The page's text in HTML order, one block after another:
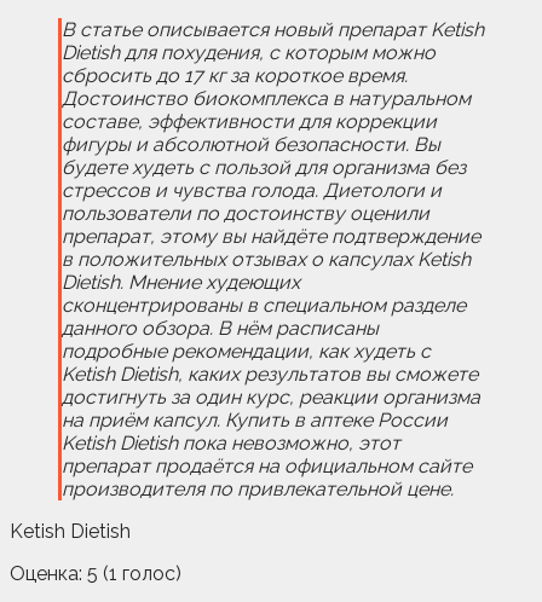
В статье описывается новый препарат Ketish
Dietish для похудения, с которым можно
сбросить до 17 кг за короткое время.
Достоинство биокомплекса в натуральном
составе, эффективности для коррекции
фигуры и абсолютной безопасности. Вы
будете худеть с пользой для организма без
стрессов и чувства голода. Диетологи и
пользователи по достоинству оценили
препарат, этому вы найдёте подтверждение
в положительных отзывах о капсулах Ketish
Dietish. Мнение худеющих
сконцентрированы в специальном разделе
данного обзора. В нём расписаны
подробные рекомендации, как худеть с
Ketish Dietish, каких результатов вы сможете
достигнуть за один курс, реакции организма
на приём капсул. Купить в аптеке России
Ketish Dietish пока невозможно, этот
препарат продаётся на официальном сайте
производителя по привлекательной цене.
Ketish Dietish
Оценка: 5 (1 голос)